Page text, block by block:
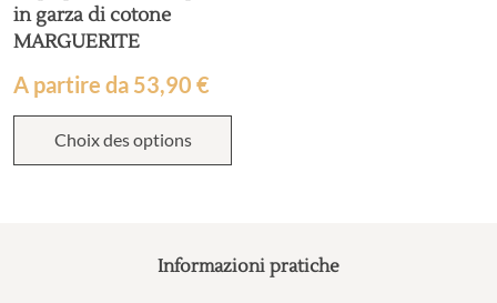
in garza di cotone
MARGUERITE
A partire da 53,90 €
Choix des options
Informazioni pratiche